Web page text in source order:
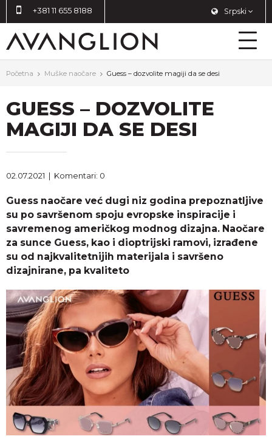
+381 11 655 8188 Srpski
Početna Muške naočare Guess – dozvolite magiji da se desi
GUESS – DOZVOLITE
MAGIJI DA SE DESI
02.07.2021 | Komentari: 0
Guess naočare već dugi niz godina prepoznatljive
su po savršenom spoju evropske inspiracije i
savremenog američkog modnog dizajna. Naočare
za sunce Guess, kao i dioptrijski ramovi, izrađene
su od najkvalitetnijih materijala i savršeno
dizajnirane, pa kvaliteto